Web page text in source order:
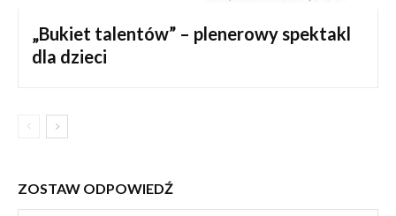
„Bukiet talentów” – plenerowy spektakl
dla dzieci
ZOSTAW ODPOWIEDŹ